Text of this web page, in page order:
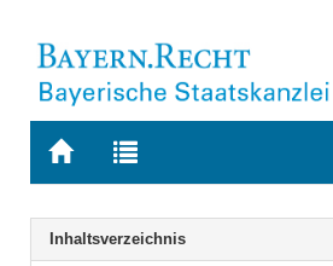
Zur
BAYERN.RECHT
Zur
letzten
Suche
Navigation
Inhaltsverzeichnis